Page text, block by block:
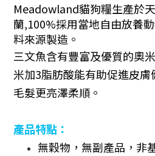
Meadowland貓狗糧生產於
蘭,100%採用當地自由放養
料來源製造。
三文魚含有豐富及優質的奧
米加3脂肪酸能有助促進皮膚
毛髮更亮澤柔順。
產品特點：
無穀物，無副產品，非